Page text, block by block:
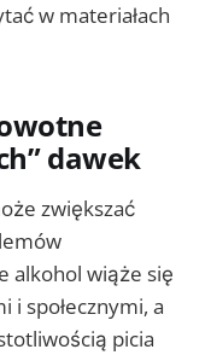
w materiałach
dawek
zwiększać
alkohol wiąże się
i społecznymi, a
picia